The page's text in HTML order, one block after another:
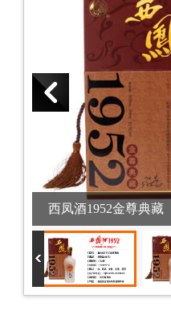
西凤酒1952金尊典藏